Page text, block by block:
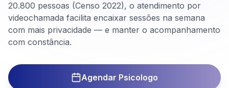
20.800 pessoas (Censo 2022), o atendimento por
videochamada facilita encaixar sessões na semana
com mais privacidade — e manter o acompanhamento
com constância.
Agendar Psicologo